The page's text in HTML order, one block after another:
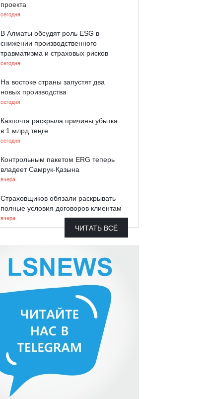
проекта
сегодня
В Алматы обсудят роль ESG в
снижении производственного
травматизма и страховых рисков
сегодня
На востоке страны запустят два
новых производства
сегодня
Казпочта раскрыла причины убытка
в 1 млрд теңге
сегодня
Контрольным пакетом ERG теперь
владеет Самрук-Қазына
вчера
Страховщиков обязали раскрывать
полные условия договоров клиентам
вчера
ЧИТАТЬ ВСЁ